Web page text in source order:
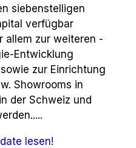
siebenstelligen
verfügbar
allem zur weiteren
Entwicklung
zur Einrichtung
Showrooms in
der Schweiz und
lesen!